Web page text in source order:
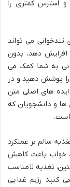
و استرس کمتری را
می تواند
دهد، بدون
به شما کمک می
را پوشش دهید و در
ایده های اصلی متن
و دانشجویان که
است.
سالم بر عملکرد
خواب باعث کاهش
تغذیه نامناسب
کنید رژیم غذایی